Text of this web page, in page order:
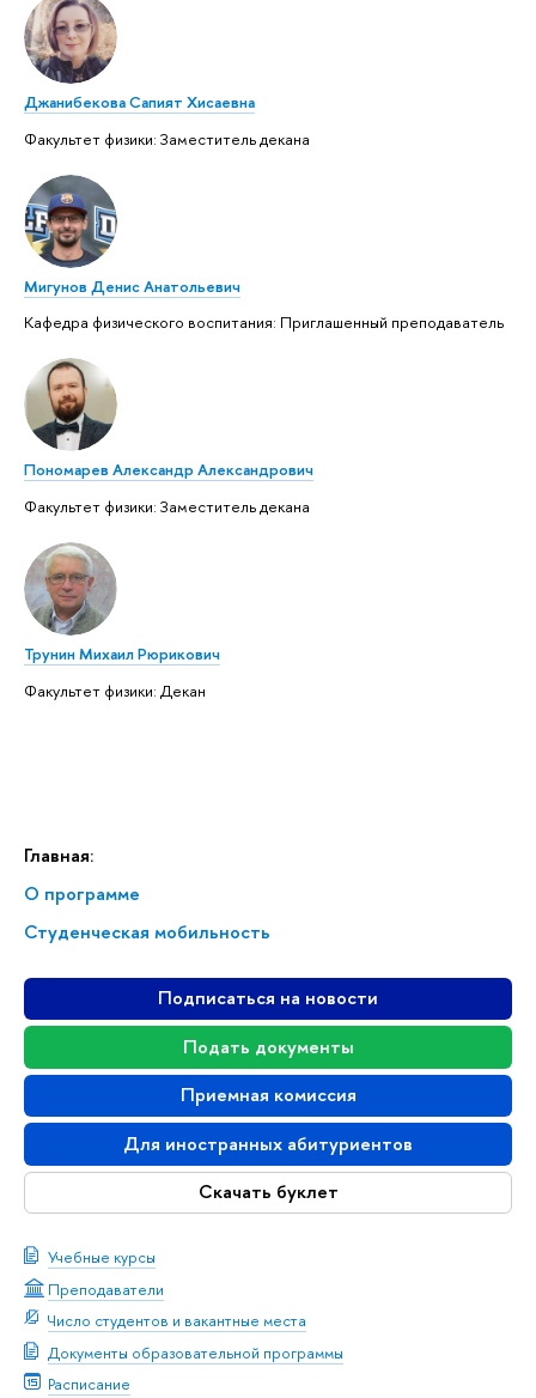
Главная:
О программе
Студенческая мобильность
Подписаться на новости
Подать документы
Приемная комиссия
Для иностранных абитуриентов
Скачать буклет
Учебные курсы
Преподаватели
Число студентов и вакантные места
Документы образовательной программы
Расписание
Джанибекова Сапият Хисаевна
Факультет физики: Заместитель декана
Мигунов Денис Анатольевич
Кафедра физического воспитания: Приглашенный преподаватель
Пономарев Александр Александрович
Факультет физики: Заместитель декана
Трунин Михаил Рюрикович
Факультет физики: Декан